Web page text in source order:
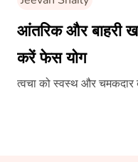
आंतरिक और बाहरी
करें फेस योग
त्वचा को स्वस्थ और चमकदार